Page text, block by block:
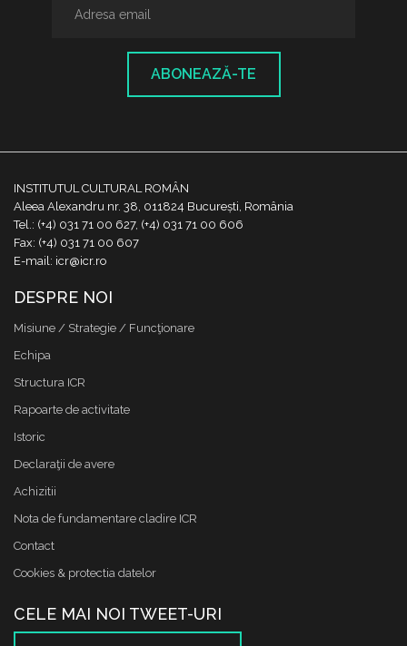
ABONEAZĂ-TE
INSTITUTUL CULTURAL ROMÂN
Aleea Alexandru nr. 38, 011824 București, România
Tel.: (+4) 031 71 00 627, (+4) 031 71 00 606
Fax: (+4) 031 71 00 607
E-mail: icr@icr.ro
DESPRE NOI
Misiune / Strategie / Funcţionare
Echipa
Structura ICR
Rapoarte de activitate
Istoric
Declaraţii de avere
Achizitii
Nota de fundamentare cladire ICR
Contact
Cookies & protectia datelor
CELE MAI NOI TWEET-URI